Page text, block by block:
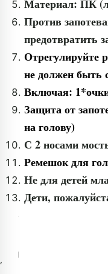
Материал: ПК
Против
предотвратить
Отрегулируйте
не должен быть
Включая:
Защита от
на голову)
С 2 носами
Ремешок для
Не для детей
Дети,
‘